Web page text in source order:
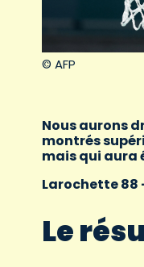
© AFP
Nous aurons
montrés
mais qui aura
Larochette 88
Le